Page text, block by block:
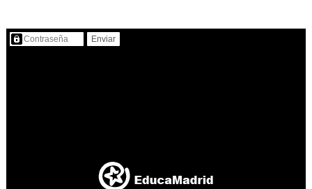
Contenido protegido…